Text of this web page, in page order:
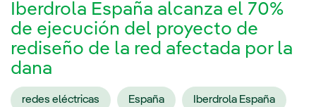
Iberdrola España alcanza el 70%
de ejecución del proyecto de
rediseño de la red afectada por la
dana
redes eléctricas España Iberdrola España